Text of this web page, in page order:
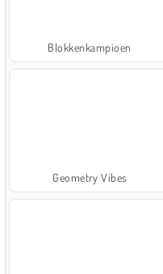
Blokkenkampioen
Geometry Vibes